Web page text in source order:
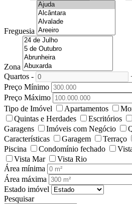
Freguesia
Zona
Quartos -
Preço Mínimo
Preço Máximo
Tipo de Imóvel
Apartamentos
Quintas e Herdades
Escritórios
Garagens
Imóveis com Negócio
Características
Garagem Terraço
Piscina
Condomínio fechado
Vista Mar
Vista Rio
Área mínima
Área máxima
Estado imóvel
Pesquisar